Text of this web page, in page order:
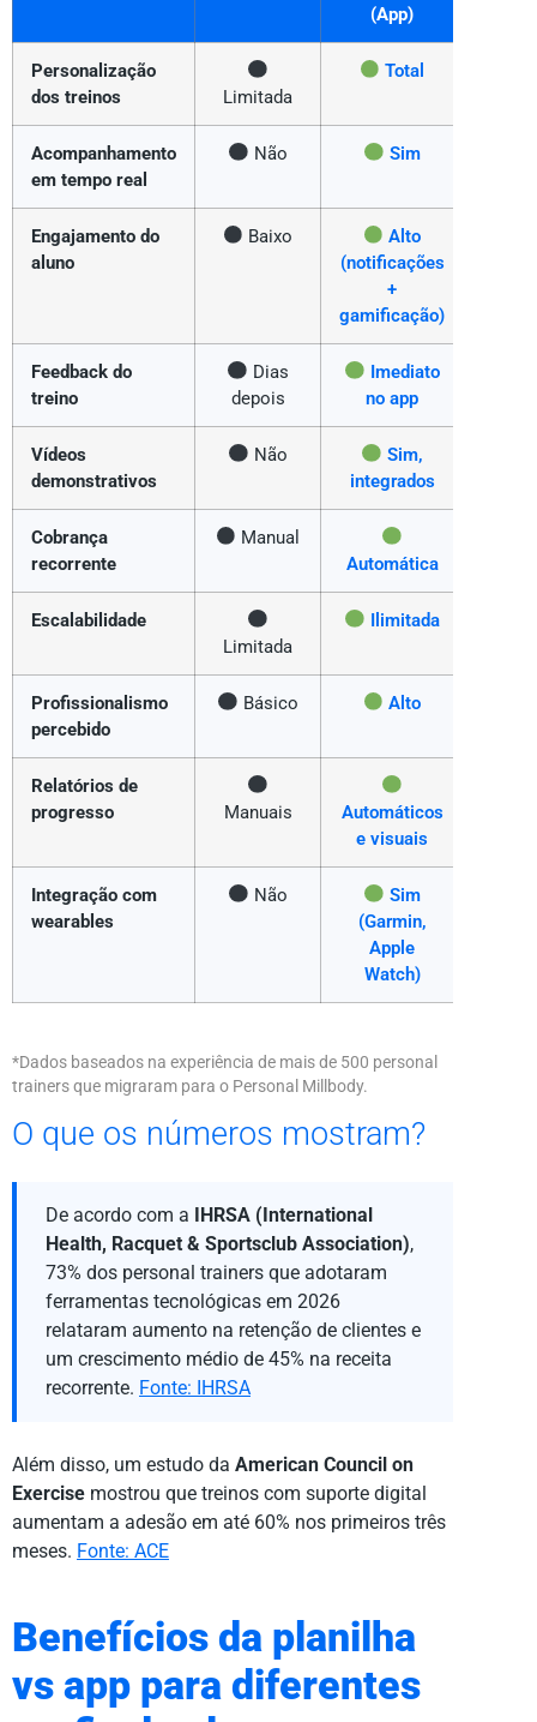
(App)
Personalização
dos treinos
Limitada
Total
Acompanhamento
em tempo real
Não Sim
Engajamento do
aluno
Baixo
Alto
(notificações
+
gamificação)
Feedback do
treino
Dias
depois
Imediato
no app
Vídeos
demonstrativos
Não
Sim,
integrados
Cobrança
recorrente
Manual
Automática
Escalabilidade
Limitada
Ilimitada
Profissionalismo
percebido
Básico Alto
Relatórios de
progresso
Manuais
Automáticos
e visuais
Integração com
wearables
Não
Sim
(Garmin,
Apple
Watch)
*Dados baseados na experiência de mais de 500 personal
trainers que migraram para o Personal Millbody.
O que os números mostram?
De acordo com a IHRSA (International
Health, Racquet & Sportsclub Association),
73% dos personal trainers que adotaram
ferramentas tecnológicas em 2026
relataram aumento na retenção de clientes e
um crescimento médio de 45% na receita
recorrente. Fonte: IHRSA
Além disso, um estudo da American Council on
Exercise mostrou que treinos com suporte digital
aumentam a adesão em até 60% nos primeiros três
meses. Fonte: ACE
Benefícios da planilha
vs app para diferentes